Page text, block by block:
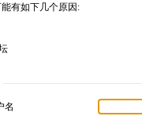
有如下几个原因:
名